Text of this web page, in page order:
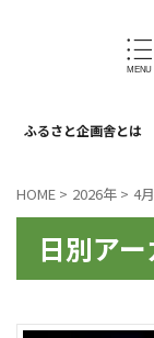
ふるさと企画舎とは
HOME > 2026年 > 4月
日別ア